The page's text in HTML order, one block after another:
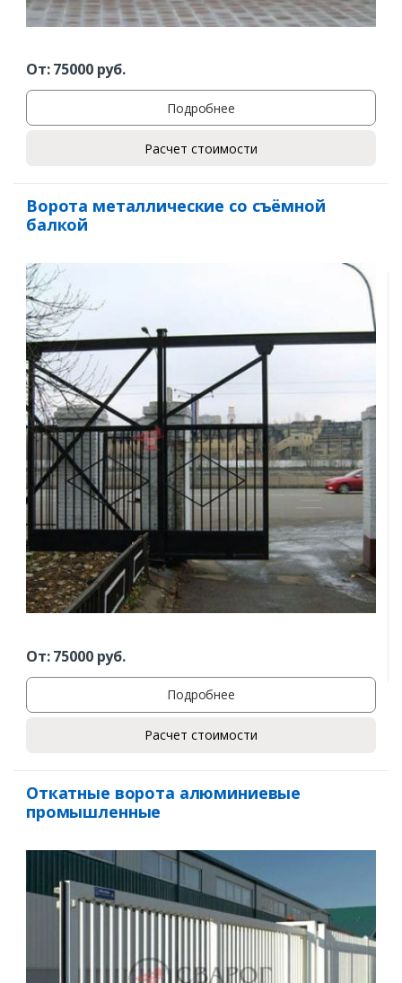
От:75000руб.
Подробнее
Расчет стоимости
Ворота металлические со съёмной
балкой
От:75000руб.
Подробнее
Расчет стоимости
Откатные ворота алюминиевые
промышленные